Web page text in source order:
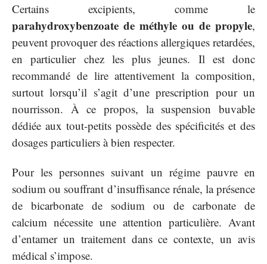
Certains excipients, comme le
parahydroxybenzoate de méthyle ou de propyle,
peuvent provoquer des réactions allergiques retardées,
en particulier chez les plus jeunes. Il est donc
recommandé de lire attentivement la composition,
surtout lorsqu’il s’agit d’une prescription pour un
nourrisson. À ce propos, la suspension buvable
dédiée aux tout-petits possède des spécificités et des
dosages particuliers à bien respecter.
Pour les personnes suivant un régime pauvre en
sodium ou souffrant d’insuffisance rénale, la présence
de bicarbonate de sodium ou de carbonate de
calcium nécessite une attention particulière. Avant
d’entamer un traitement dans ce contexte, un avis
médical s’impose.